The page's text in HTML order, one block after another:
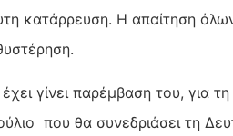
κατάρρευση. Η απαίτηση
γίνει παρέμβαση του, για
που θα συνεδριάσει τη